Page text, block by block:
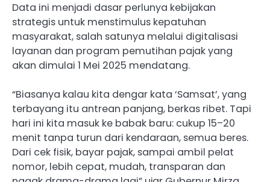
Data ini menjadi dasar perlunya kebijakan
strategis untuk menstimulus kepatuhan
masyarakat, salah satunya melalui digitalisasi
layanan dan program pemutihan pajak yang
akan dimulai 1 Mei 2025 mendatang.
“Biasanya kalau kita dengar kata ‘Samsat’, yang
terbayang itu antrean panjang, berkas ribet. Tapi
hari ini kita masuk ke babak baru: cukup 15–20
menit tanpa turun dari kendaraan, semua beres.
Dari cek fisik, bayar pajak, sampai ambil pelat
nomor, lebih cepat, mudah, transparan dan